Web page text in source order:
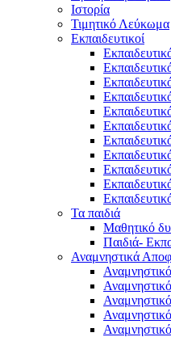
Ιστορία
Τιμητικό Λεύκωμα
Εκπαιδευτικοί
Τα παιδιά
Μαθητικό
Παιδιά-
Αναμνηστικά